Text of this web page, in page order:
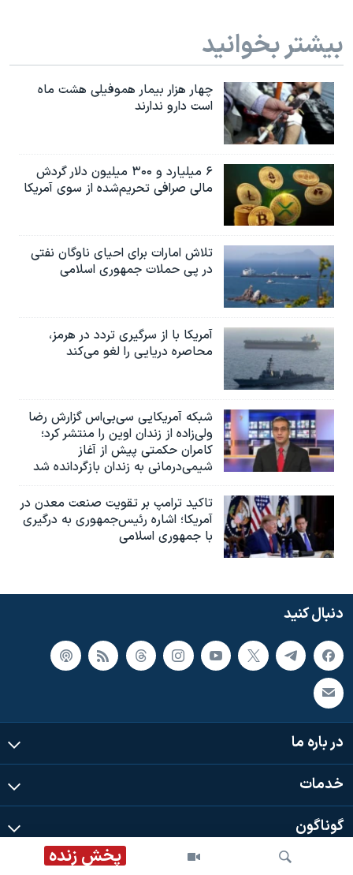
پخش زنده
بیشتر بخوانید
چهار هزار بیمار هموفیلی هشت ماه
است دارو ندارند
۶ میلیارد و ۳۰۰ میلیون دلار گردش
مالی صرافی تحریم‌شده از سوی آمریکا
تلاش امارات برای احیای ناوگان نفتی
در پی حملات جمهوری اسلامی
آمریکا با از سرگیری تردد در هرمز،
محاصره دریایی را لغو می‌کند
شبکه آمریکایی سی‌بی‌‌اس گزارش رضا
ولی‌زاده از زندان اوین را منتشر کرد؛
کامران حکمتی پیش از آغاز
شیمی‌درمانی به زندان بازگردانده شد
تاکید ترامپ بر تقویت صنعت معدن در
آمریکا؛ اشاره رئیس‌جمهوری به درگیری
با جمهوری اسلامی
دنبال کنید
در باره ما
خدمات
گوناگون